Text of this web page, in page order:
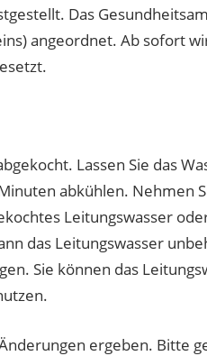
Das
angeordnet. Ab sofort
Lassen Sie das
abkühlen. Nehmen
Leitungswasser
das Leitungswasser
Sie können das
ergeben. Bitte